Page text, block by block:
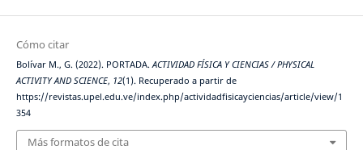
Cómo citar
Bolívar M., G. (2022). PORTADA.ACTIVIDAD FÍSICA Y CIENCIAS / PHYSICAL
ACTIVITY AND SCIENCE, 12(1). Recuperado a partir de
https://revistas.upel.edu.ve/index.php/actividadfisicayciencias/article/view/1
354
Más formatos de cita